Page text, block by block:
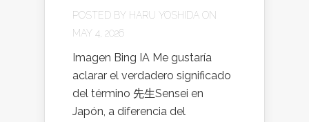
POSTED BY HARU YOSHIDA ON
MAY 4, 2026
Imagen Bing IA Me gustaría
aclarar el verdadero significado
del término 先生Sensei en
Japón, a diferencia del